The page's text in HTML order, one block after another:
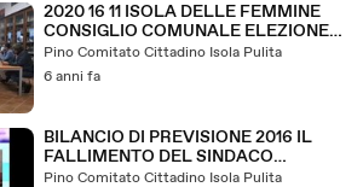
2020 16 11 ISOLA DELLE FEMMINE
CONSIGLIO COMUNALE ELEZIONE
PRES CONSIGLIO 3^ PARTE
Pino Comitato Cittadino Isola Pulita
6 anni fa
BILANCIO DI PREVISIONE 2016 IL
FALLIMENTO DEL SINDACO
BOLOGNA STRISCE BLU 2016
Pino Comitato Cittadino Isola Pulita